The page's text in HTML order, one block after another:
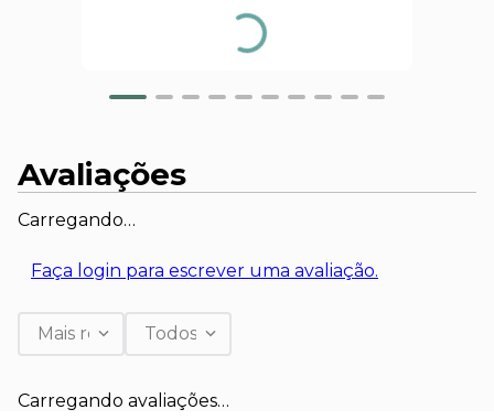
Avaliações
Carregando…
Faça login para escrever uma avaliação.
Mais recentesTodos
Carregando avaliações…